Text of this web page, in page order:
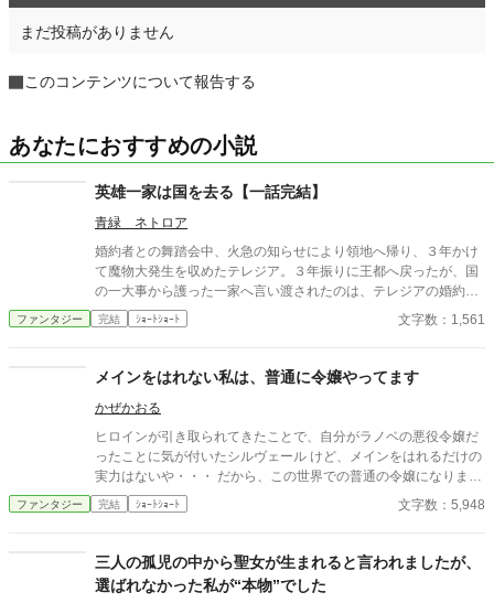
まだ投稿がありません
このコンテンツについて報告する
あなたにおすすめの小説
英雄一家は国を去る【一話完結】
青緑 ネトロア
婚約者との舞踏会中、火急の知らせにより領地へ帰り、３年かけ
て魔物大発生を収めたテレジア。３年振りに王都へ戻ったが、国
の一大事から護った一家へ言い渡されたのは、テレジアの婚約破
棄だった。 - - - - - - - - - - - - - ただいま後日談の加筆を計画中で
す。 2025/06/22
ファンタジー 完結 ｼｮｰﾄｼｮｰﾄ 文字数：1,561
メインをはれない私は、普通に令嬢やってます
かぜかおる
ヒロインが引き取られてきたことで、自分がラノベの悪役令嬢だ
ったことに気が付いたシルヴェール けど、メインをはれるだけの
実力はないや・・・ だから、この世界での普通の令嬢になりま
す！ ↑本文と大分テンションの違う説明になってます・・・
ファンタジー 完結 ｼｮｰﾄｼｮｰﾄ 文字数：5,948
三人の孤児の中から聖女が生まれると言われましたが、
選ばれなかった私が“本物”でした